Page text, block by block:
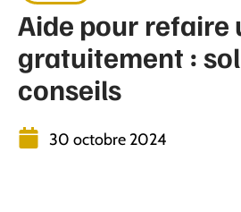
Aide pour refaire
gratuitement :
conseils
30 octobre 2024